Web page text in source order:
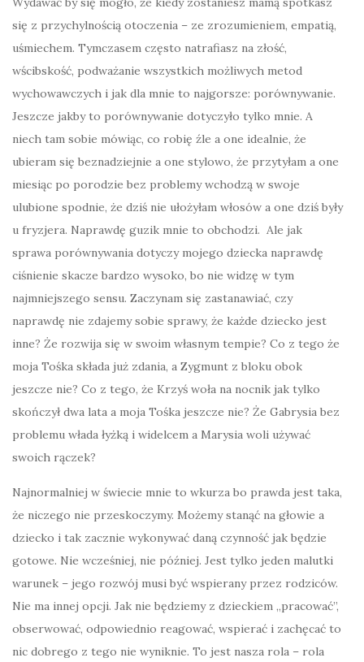
się z przychylnością otoczenia – ze zrozumieniem, empatią,
uśmiechem. Tymczasem często natrafiasz na złość,
wścibskość, podważanie wszystkich możliwych metod
wychowawczych i jak dla mnie to najgorsze: porównywanie.
Jeszcze jakby to porównywanie dotyczyło tylko mnie. A
niech tam sobie mówiąc, co robię źle a one idealnie, że
ubieram się beznadziejnie a one stylowo, że przytyłam a one
miesiąc po porodzie bez problemy wchodzą w swoje
ulubione spodnie, że dziś nie ułożyłam włosów a one dziś były
u fryzjera. Naprawdę guzik mnie to obchodzi. Ale jak
sprawa porównywania dotyczy mojego dziecka naprawdę
ciśnienie skacze bardzo wysoko, bo nie widzę w tym
najmniejszego sensu. Zaczynam się zastanawiać, czy
naprawdę nie zdajemy sobie sprawy, że każde dziecko jest
inne? Że rozwija się w swoim własnym tempie? Co z tego że
moja Tośka składa już zdania, a Zygmunt z bloku obok
jeszcze nie? Co z tego, że Krzyś woła na nocnik jak tylko
skończył dwa lata a moja Tośka jeszcze nie? Że Gabrysia bez
problemu włada łyżką i widelcem a Marysia woli używać
swoich rączek?
Najnormalniej w świecie mnie to wkurza bo prawda jest taka,
że niczego nie przeskoczymy. Możemy stanąć na głowie a
dziecko i tak zacznie wykonywać daną czynność jak będzie
gotowe. Nie wcześniej, nie później. Jest tylko jeden malutki
warunek – jego rozwój musi być wspierany przez rodziców.
Nie ma innej opcji. Jak nie będziemy z dzieckiem „pracować”,
obserwować, odpowiednio reagować, wspierać i zachęcać to
nic dobrego z tego nie wyniknie. To jest nasza rola – rola